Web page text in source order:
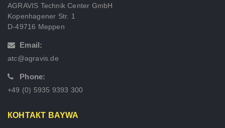
AGRAVIS Technik Center GmbH
Kopenhagener Str. 1
D-49716 Meppen
Email:
atc@agravis.de
Phone:
+49 (0) 5935 9393 300
КОНТАКТ BAYWA